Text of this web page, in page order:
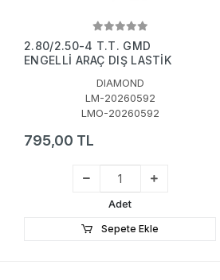
2.80/2.50-4 T.T. GMD
ENGELLİ ARAÇ DIŞ LASTİK
DIAMOND
LM-20260592
LMO-20260592
795,00 TL
Adet
Sepete Ekle